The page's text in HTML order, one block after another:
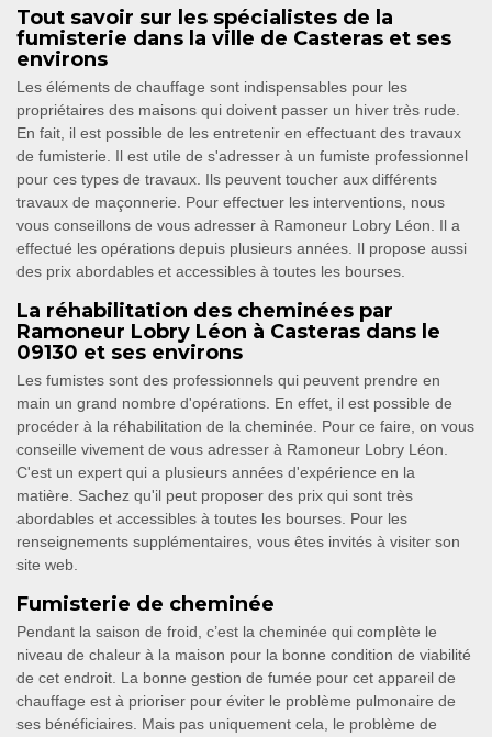
Tout savoir sur les spécialistes de la
fumisterie dans la ville de Casteras et ses
environs
Les éléments de chauffage sont indispensables pour les
propriétaires des maisons qui doivent passer un hiver très rude.
En fait, il est possible de les entretenir en effectuant des travaux
de fumisterie. Il est utile de s'adresser à un fumiste professionnel
pour ces types de travaux. Ils peuvent toucher aux différents
travaux de maçonnerie. Pour effectuer les interventions, nous
vous conseillons de vous adresser à Ramoneur Lobry Léon. Il a
effectué les opérations depuis plusieurs années. Il propose aussi
des prix abordables et accessibles à toutes les bourses.
La réhabilitation des cheminées par
Ramoneur Lobry Léon à Casteras dans le
09130 et ses environs
Les fumistes sont des professionnels qui peuvent prendre en
main un grand nombre d'opérations. En effet, il est possible de
procéder à la réhabilitation de la cheminée. Pour ce faire, on vous
conseille vivement de vous adresser à Ramoneur Lobry Léon.
C'est un expert qui a plusieurs années d'expérience en la
matière. Sachez qu'il peut proposer des prix qui sont très
abordables et accessibles à toutes les bourses. Pour les
renseignements supplémentaires, vous êtes invités à visiter son
site web.
Fumisterie de cheminée
Pendant la saison de froid, c’est la cheminée qui complète le
niveau de chaleur à la maison pour la bonne condition de viabilité
de cet endroit. La bonne gestion de fumée pour cet appareil de
chauffage est à prioriser pour éviter le problème pulmonaire de
ses bénéficiaires. Mais pas uniquement cela, le problème de